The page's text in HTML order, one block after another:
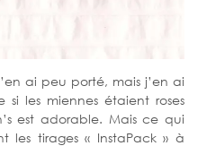
ai peu porté, mais j’en ai
les miennes étaient roses
est adorable. Mais ce qui
les tirages « InstaPack » à